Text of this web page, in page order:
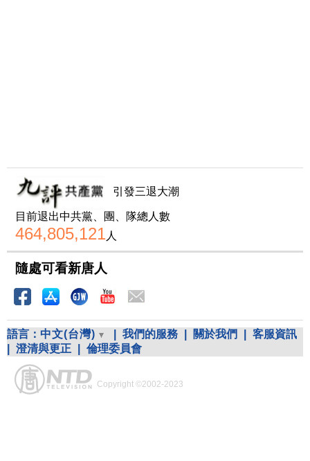
引發三退大潮
目前退出中共黨、團、隊總人數
464,805,121人
隨處可看新唐人
語言： 中文(台灣) 我們的服務 關於我們
客服資訊
澄清與更正 倫理委員會
Copyright ©2002-2023